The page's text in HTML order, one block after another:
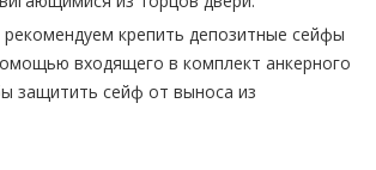
крепить депозитные сейфы
входящего в комплект анкерного
защитить сейф от выноса из